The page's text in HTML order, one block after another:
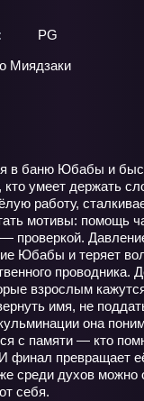
PG
Миядзаки
в баню Юбабы и
кто умеет держать
работу,
мотивы: помощь
проверкой.
Юбабы и теряет
проводника.
взрослым
имя, не
она
с памяти — кто
финал превращает
среди духов можно
себя.